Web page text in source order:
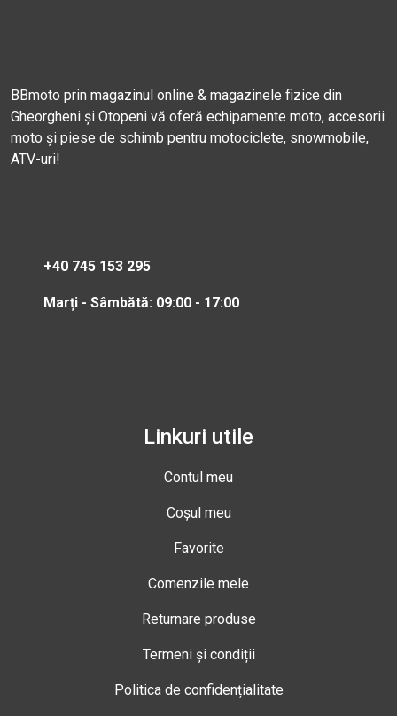
BBmoto prin magazinul online & magazinele fizice din
Gheorgheni și Otopeni vă oferă echipamente moto, accesorii
moto și piese de schimb pentru motociclete, snowmobile,
ATV-uri!
+40 745 153 295
Marți - Sâmbătă: 09:00 - 17:00
Linkuri utile
Contul meu
Coșul meu
Favorite
Comenzile mele
Returnare produse
Termeni și condiții
Politica de confidențialitate